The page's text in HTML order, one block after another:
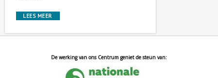
LEES MEER
De werking van ons Centrum geniet de steun van: